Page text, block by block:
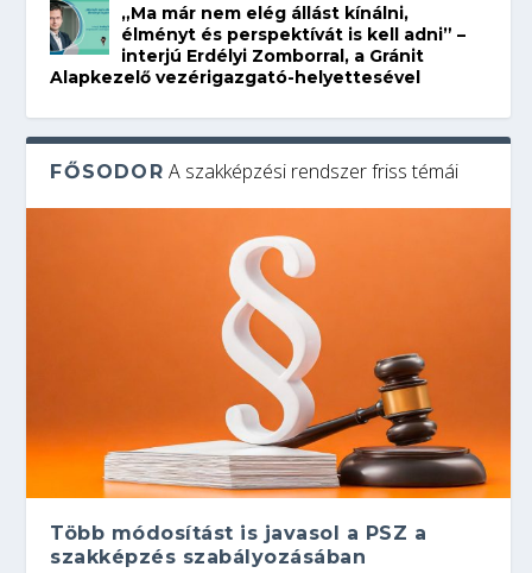
„Ma már nem elég állást kínálni,
élményt és perspektívát is kell adni” –
interjú Erdélyi Zomborral, a Gránit
Alapkezelő vezérigazgató-helyettesével
FŐSODOR A szakképzési rendszer friss témái
Több módosítást is javasol a PSZ a
szakképzés szabályozásában